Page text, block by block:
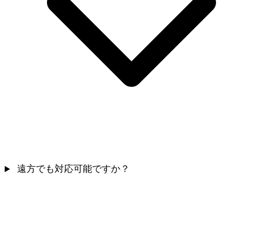
遠方でも対応可能ですか？